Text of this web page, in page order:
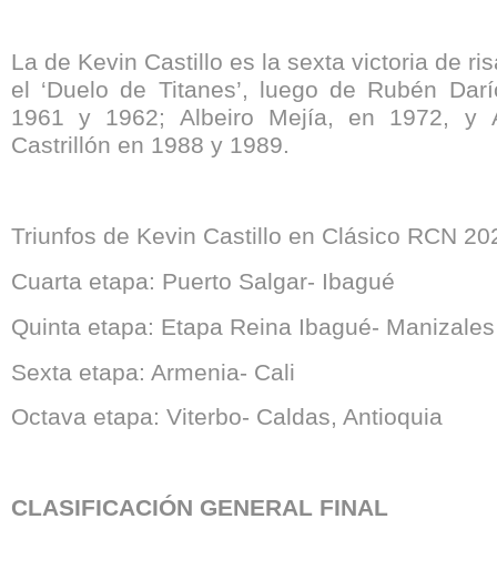
La de Kevin Castillo es la sexta victoria de
el ‘Duelo de Titanes’, luego de Rubén
1961 y 1962; Albeiro Mejía, en 1972, y
Castrillón en 1988 y 1989.
Triunfos de Kevin Castillo en Clásico RCN
Cuarta etapa: Puerto Salgar- Ibagué
Quinta etapa: Etapa Reina Ibagué- Manizales
Sexta etapa: Armenia- Cali
Octava etapa: Viterbo- Caldas, Antioquia
CLASIFICACIÓN GENERAL FINAL